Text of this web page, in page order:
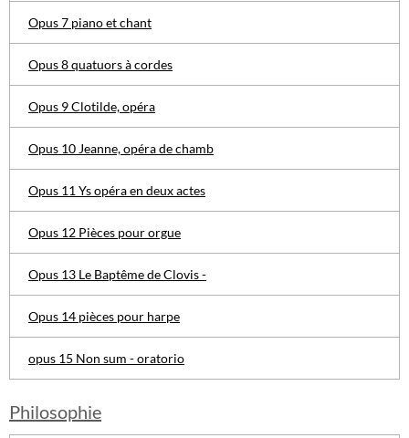
Opus 7 piano et chant
Opus 8 quatuors à cordes
Opus 9 Clotilde, opéra
Opus 10 Jeanne, opéra de chamb
Opus 11 Ys opéra en deux actes
Opus 12 Pièces pour orgue
Opus 13 Le Baptême de Clovis -
Opus 14 pièces pour harpe
opus 15 Non sum - oratorio
Philosophie